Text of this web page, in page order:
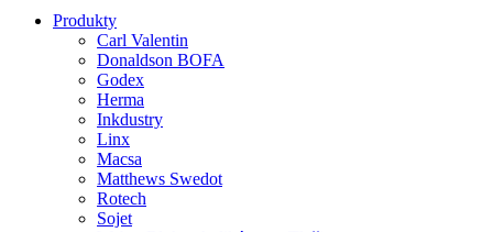
Produkty
Carl Valentin
Donaldson BOFA
Godex
Herma
Inkdustry
Linx
Macsa
Matthews Swedot
Rotech
Sojet